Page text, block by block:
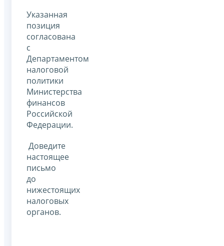
Указанная
позиция
согласована
с
Департаментом
налоговой
политики
Министерства
финансов
Российской
Федерации.
Доведите
настоящее
письмо
до
нижестоящих
налоговых
органов.